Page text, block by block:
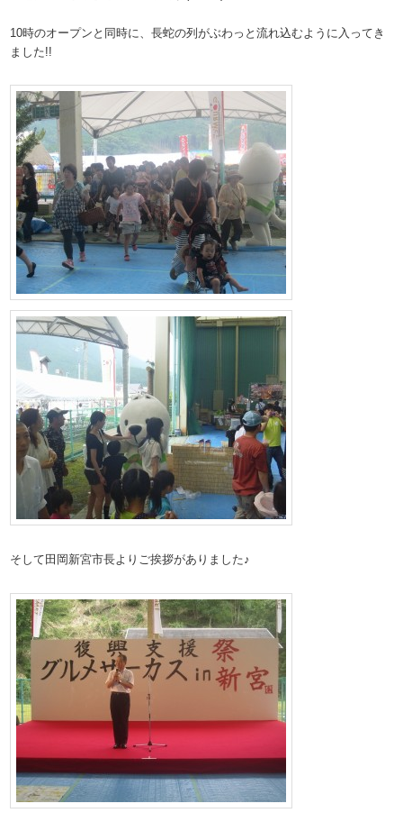
10時のオープンと同時に、長蛇の列がぶわっと流れ込むように入ってき
ました!!
そして田岡新宮市長よりご挨拶がありました♪